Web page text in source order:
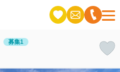
募集1